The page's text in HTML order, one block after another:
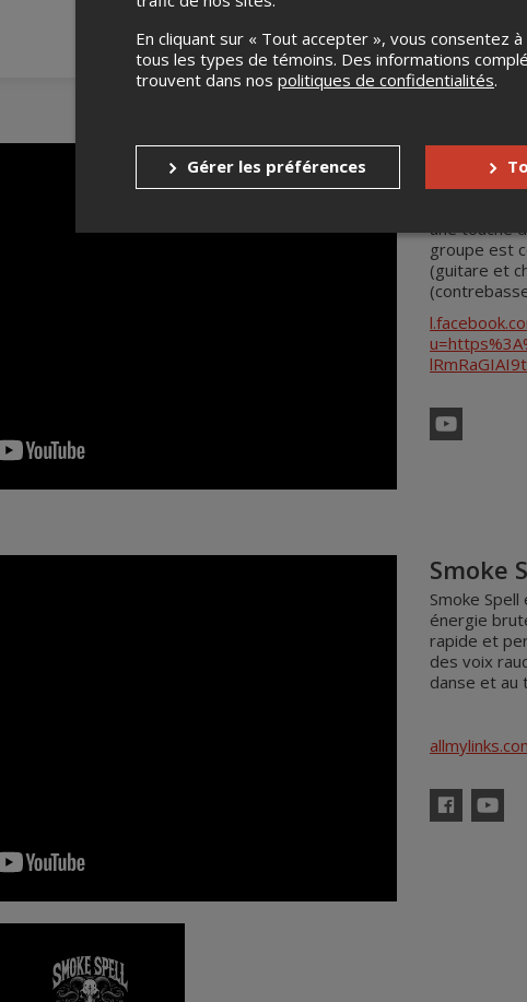
The
The
groupe
une touche
groupe est
(guitare et
Smoke
Smoke
énergie
rapide et
des voix
danse et au
En cliquant sur « Tout accepter », vous consentez
tous les types de témoins. Des informations
trouvent dans nos politiques de confidentialités.
Gérer les préférences